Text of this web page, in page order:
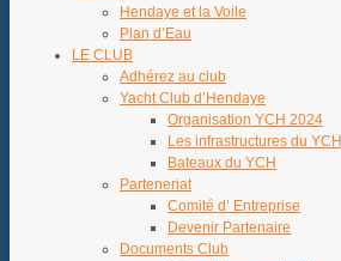
Hendaye et la Voile
Plan d’Eau
LE CLUB
Adhérez au club
Yacht Club d’Hendaye
Organisation YCH 2024
Les infrastructures du YCH
Bateaux du YCH
Parteneriat
Comité d’ Entreprise
Devenir Partenaire
Documents Club